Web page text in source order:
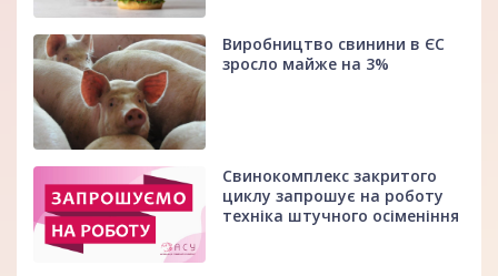
Виробництво свинини в ЄС
зросло майже на 3%
Свинокомплекс закритого
циклу запрошує на роботу
техніка штучного осіменіння